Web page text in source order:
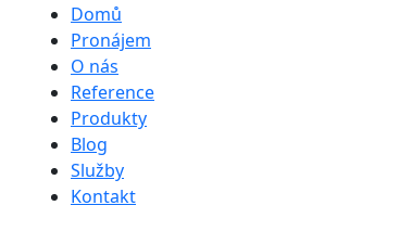
Domů
Pronájem
O nás
Reference
Produkty
Blog
Služby
Kontakt